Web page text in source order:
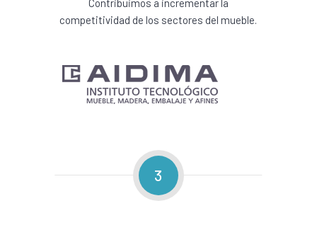
Contribuimos a incrementar la
competitividad de los sectores del mueble.
3